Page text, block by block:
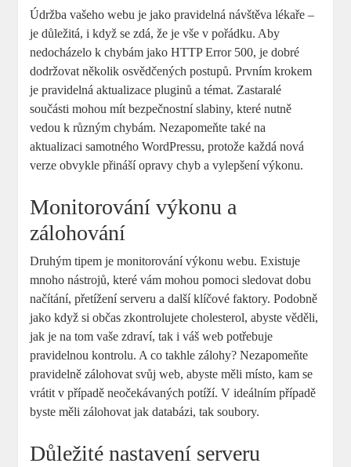
Údržba vašeho webu je jako pravidelná návštěva lékaře –
je důležitá, i když se zdá, že je vše v pořádku. Aby
nedocházelo k chybám jako HTTP Error 500, je dobré
dodržovat několik osvědčených postupů. Prvním krokem
je pravidelná aktualizace pluginů a témat. Zastaralé
součásti mohou mít bezpečnostní slabiny, které nutně
vedou k různým chybám. Nezapomeňte také na
aktualizaci samotného WordPressu, protože každá nová
verze obvykle přináší opravy chyb a vylepšení výkonu.
Monitorování výkonu a
zálohování
Druhým tipem je monitorování výkonu webu. Existuje
mnoho nástrojů, které vám mohou pomoci sledovat dobu
načítání, přetížení serveru a další klíčové faktory. Podobně
jako když si občas zkontrolujete cholesterol, abyste věděli,
jak je na tom vaše zdraví, tak i váš web potřebuje
pravidelnou kontrolu. A co takhle zálohy? Nezapomeňte
pravidelně zálohovat svůj web, abyste měli místo, kam se
vrátit v případě neočekávaných potíží. V ideálním případě
byste měli zálohovat jak databázi, tak soubory.
Důležité nastavení serveru